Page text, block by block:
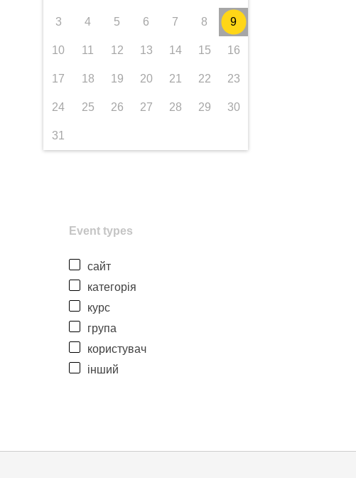
3 4 5 6 7 8 9
10 11 12 13 14 15 16
17 18 19 20 21 22 23
24 25 26 27 28 29 30
31
Event types
сайт
категорія
курс
група
користувач
інший